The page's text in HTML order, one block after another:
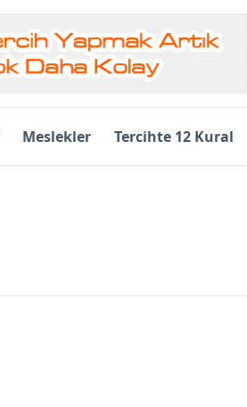
Meslekler Tercihte 12 Kural